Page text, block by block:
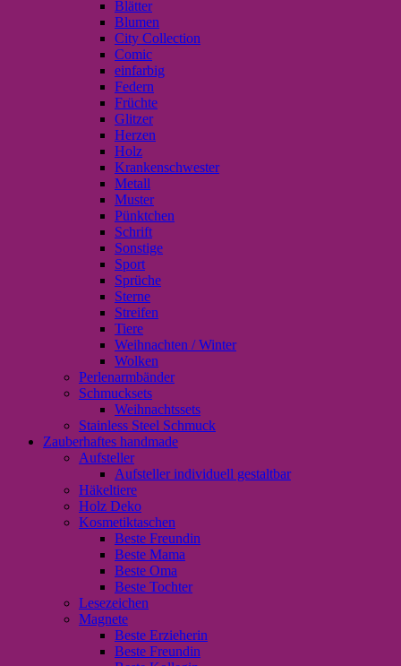
Blätter
Blumen
City Collection
Comic
einfarbig
Federn
Früchte
Glitzer
Herzen
Holz
Krankenschwester
Metall
Muster
Pünktchen
Schrift
Sonstige
Sport
Sprüche
Sterne
Streifen
Tiere
Weihnachten / Winter
Wolken
Perlenarmbänder
Schmucksets
Weihnachtssets
Stainless Steel Schmuck
Zauberhaftes handmade
Aufsteller
Aufsteller individuell gestaltbar
Häkeltiere
Holz Deko
Kosmetiktaschen
Beste Freundin
Beste Mama
Beste Oma
Beste Tochter
Lesezeichen
Magnete
Beste Erzieherin
Beste Freundin